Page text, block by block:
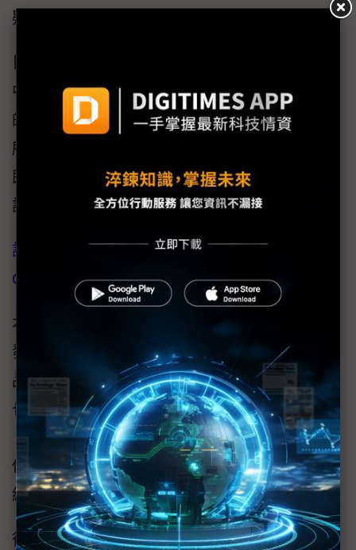
疑。
中南部也有據點，因而成為政府科研計畫主要
的委託執行者，地點也都是以工研院和國研院
所屬的地點如六甲、沙崙為主。無法配合台灣
既有的精密加工、航太零組件的產業聚落區位
設立據點，因此讓台中市的立委頗有微詞。
評析：不論有線、無線 「Connectivity」成
COMPUTEX另一關鍵熱點
本屆COMPUTEX 2026雖然各大晶片業者一樣
發表最新的運算晶片，如NVIDIA RTX Spark新
品，吸引眾多目光與討論。不過，2026年似乎
也有另一個伏線逐漸抬頭，就是所謂的「連結
（Connectivity）」，且連結的關鍵程度並非僅
侷限於雲端AI資料中心的有線傳輸，在各類無
線傳輸技術，同樣是展出與討論的重點。
從雲端到邊緣，為了創造出真正落地的代理式